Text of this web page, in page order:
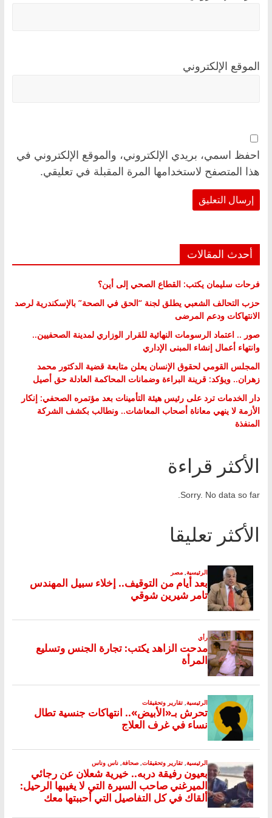
الموقع الإلكتروني
احفظ اسمي، بريدي الإلكتروني، والموقع الإلكتروني في
هذا المتصفح لاستخدامها المرة المقبلة في تعليقي.
أحدث المقالات
فرحات سليمان يكتب: القطاع الصحي إلى أين؟
حزب التحالف الشعبي يطلق لجنة “الحق في الصحة” بالإسكندرية لرصد
الانتهاكات ودعم المرضى
صور .. اعتماد الرسومات النهائية للقرار الوزاري لمدينة الصحفيين..
وانتهاء أعمال إنشاء المبنى الإداري
المجلس القومي لحقوق الإنسان يعلن متابعة قضية الدكتور محمد
زهران.. ويؤكد: قرينة البراءة وضمانات المحاكمة العادلة حق أصيل
دار الخدمات ترد على رئيس هيئة التأمينات بعد مؤتمره الصحفي: إنكار
الأزمة لا ينهي معاناة أصحاب المعاشات.. ونطالب بكشف الشركة
المنفذة
الأكثر قراءة
Sorry. No data so far.
الأكثر تعليقا